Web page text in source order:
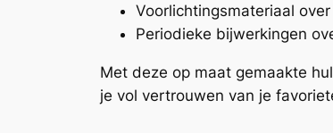
Voorlichtingsmateriaal
Periodieke bijwerkingen
Met deze op maat gemaakte
je vol vertrouwen van je